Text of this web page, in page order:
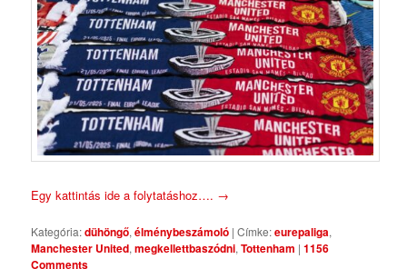
Egy kattintás ide a folytatáshoz…. →
Kategória:dühöngő,élménybeszámoló |Címke:eurepaliga,
Manchester United,megkellettbaszódni,Tottenham |1156
Comments